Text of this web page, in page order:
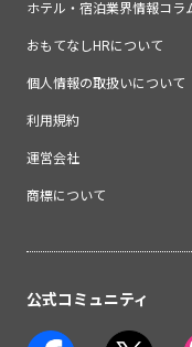
ホテル・宿泊業界情報コラ
おもてなしHRについて
個人情報の取扱いについて
利用規約
運営会社
商標について
公式コミュニティ